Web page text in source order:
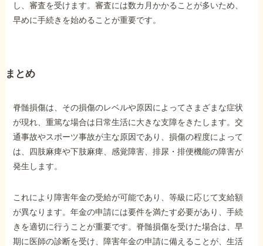
し、審査を受けます。審査には数カ月かかることが多いため、
早めに手続きを始めることが重要です。
まとめ
脊髄損傷は、その損傷のレベルや原因によってさまざまな症状
が現れ、重篤な場合は日常生活に大きな支障をきたします。交
通事故やスポーツ事故が主な原因であり、損傷の程度によって
は、四肢麻痺や下肢麻痺、感覚障害、排尿・排便機能の障害が
発生します。
これにより障害年金の受給が可能であり、等級に応じて支給額
が異なります。年金の申請には要件を満たす必要があり、手続
きを適切に行うことが重要です。脊髄損傷を受けた場合は、早
期に医師の診断を受け、障害年金の申請に備えることが、生活